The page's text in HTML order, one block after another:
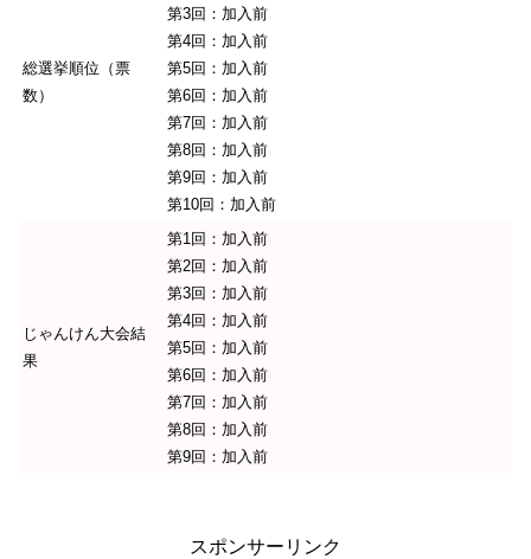
総選挙順位（票
数）
第3回：加入前
第4回：加入前
第5回：加入前
第6回：加入前
第7回：加入前
第8回：加入前
第9回：加入前
第10回：加入前
じゃんけん大会結
果
第1回：加入前
第2回：加入前
第3回：加入前
第4回：加入前
第5回：加入前
第6回：加入前
第7回：加入前
第8回：加入前
第9回：加入前
スポンサーリンク